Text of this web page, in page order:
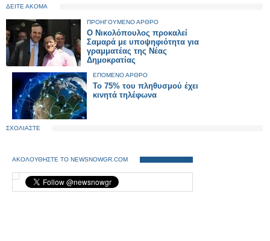
ΔΕΙΤΕ ΑΚΟΜΑ
ΠΡΟΗΓΟΥΜΕΝΟ ΑΡΘΡΟ
Ο Νικολόπουλος προκαλεί
Σαμαρά με υποψηφιότητα για
γραμματέας της Νέας
Δημοκρατίας
ΕΠΟΜΕΝΟ ΑΡΘΡΟ
Το 75% του πληθυσμού έχει
κινητά τηλέφωνα
ΣΧΟΛΙΑΣΤΕ
ΑΚΟΛΟΥΘΗΣΤΕ ΤΟ NEWSNOWGR.COM